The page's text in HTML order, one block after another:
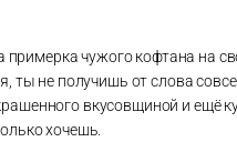
примерка чужого кофтана на
ты не получишь от слова
вкусовщиной и ещё
хочешь.